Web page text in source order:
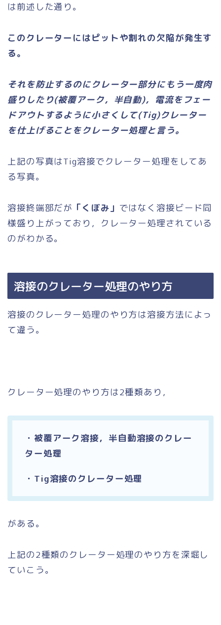
は前述した通り。
このクレーターにはピットや割れの欠陥が発生す
る。
それを防止するのにクレーター部分にもう一度肉
盛りしたり(被覆アーク，半自動)，電流をフェー
ドアウトするように小さくして(Tig)クレーター
を仕上げることをクレーター処理と言う。
上記の写真はTig溶接でクレーター処理をしてあ
る写真。
溶接終端部だが 「くぼみ」 ではなく溶接ビード同
様盛り上がっており，クレーター処理されている
のがわかる。
溶接のクレーター処理のやり方
溶接のクレーター処理のやり方は溶接方法によっ
て違う。
クレーター処理のやり方は2種類あり，
・被覆アーク溶接，半自動溶接のクレー
ター処理
・Tig溶接のクレーター処理
がある。
上記の2種類のクレーター処理のやり方を深堀し
ていこう。